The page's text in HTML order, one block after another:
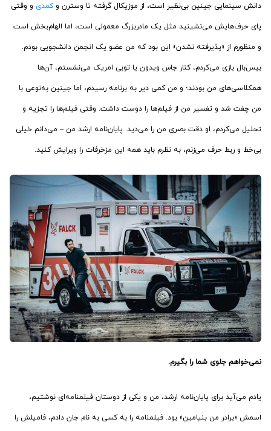
دانش سینمایی جینین بی‌نظیر است، از موزیکال گرفته تا وسترن وکمدی و وقتی
پای حرف‌هایش می‌نشینید مثل یک مادربزرگ معمولی است، اما الهام‌بخش است
و منظورم از «پذیرفته نشدن» این بود که من عضو یک انجمن دانشجویی بودم.
بیس‌بال بازی می‌کردم، کنار جاس ویدون یا توبی امریک می‌نشستم، آن‌ها
همکلاسی‌های من بودند؛ و من کمی دیر به برنامه رسیدم، اما جینین به‌نوعی با
من چفت شد و تفسیر من از فیلم‌ها را دوست داشت. وقتی فیلم‌ها را تجزیه و
تحلیل می‌کردم، او دقت بصری من را می‌دید. پایان‌نامه ارشد من – می‌دانم خیلی
بی‌خط و ربط حرف می‌زنم، به نظرم باید همه این مزخرفات را ویرایش کنید.
نمی‌خواهم جلوی شما را بگیرم.
یادم می‌آید برای پایان‌نامه ارشد، من و یکی از دوستان فیلمنامه‌ای نوشتیم،
اسمش «برادر من بنیامین» بود. فیلمنامه را به کسی به نام جان دادم، فامیلش را